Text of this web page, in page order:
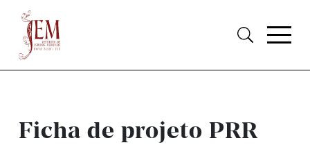
Ficha de projeto PRR